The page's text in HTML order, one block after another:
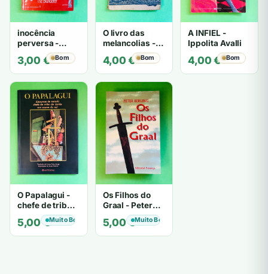
inocência
perversa -
PATRICIA
HIGHSMITH
3,00 € Bom
O livro das
melancolias -
Mantegazza
4,00€ Bom
A INFIEL -
Ippolita Avalli
4,00€ Bom
O Papalagui -
chefe de tribo
de tiavéa
5,00€Muito Bom
Os Filhos do
Graal - Peter
Berling
5,00€Muito Bom